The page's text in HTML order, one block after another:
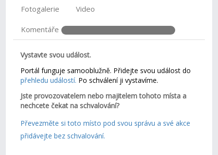
Fotogalerie Video
Komentáře
Vystavte svou událost.
Portál funguje samooblužně. Přidejte svou událost do
přehledu událostí. Po schválení ji vystavíme.
Jste provozovatelem nebo majitelem tohoto místa a
nechcete čekat na schvalování?
Převezměte si toto místo pod svou správu a své akce
přidávejte bez schvalování.